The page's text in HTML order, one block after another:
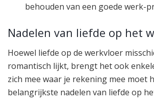
behouden van een goede werk-
Nadelen van liefde op het
Hoewel liefde op de werkvloer
romantisch lijkt, brengt het ook
zich mee waar je rekening mee moet
belangrijkste nadelen van liefde op